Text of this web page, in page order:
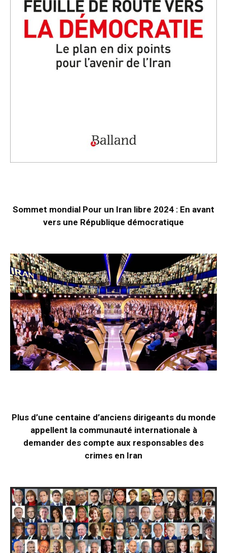
Sommet mondial Pour un Iran libre 2024 : En avant
vers une République démocratique
Plus d’une centaine d’anciens dirigeants du monde
appellent la communauté internationale à
demander des compte aux responsables des
crimes en Iran